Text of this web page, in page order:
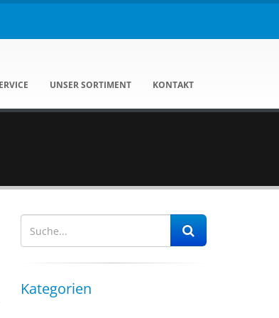
UNSER SORTIMENT KONTAKT
Kategorien